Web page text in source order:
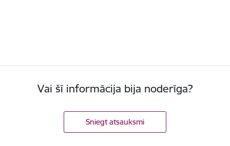
Vai šī informācija bija noderīga?
Sniegt atsauksmi